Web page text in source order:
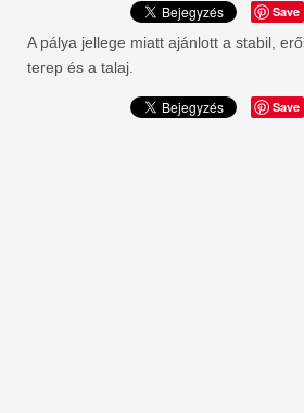
Save
A pálya jellege miatt ajánlott a stabil,
terep és a talaj.
Save